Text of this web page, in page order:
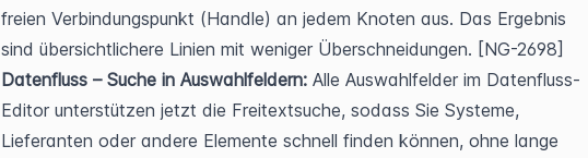
freien Verbindungspunkt (Handle) an jedem Knoten aus. Das Ergebnis
sind übersichtlichere Linien mit weniger Überschneidungen. [NG-2698]
Datenfluss – Suche in Auswahlfeldern: Alle Auswahlfelder im Datenfluss-
Editor unterstützen jetzt die Freitextsuche, sodass Sie Systeme,
Lieferanten oder andere Elemente schnell finden können, ohne lange